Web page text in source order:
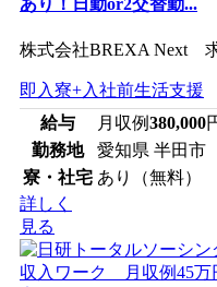
あり！日勤or2交替勤...
株式会社BREXA Next
即入寮+入社前生活支援
給与
月収例380,000
勤務地
愛知県 半田市
寮・社宅 あり（無料）
詳しく
見る